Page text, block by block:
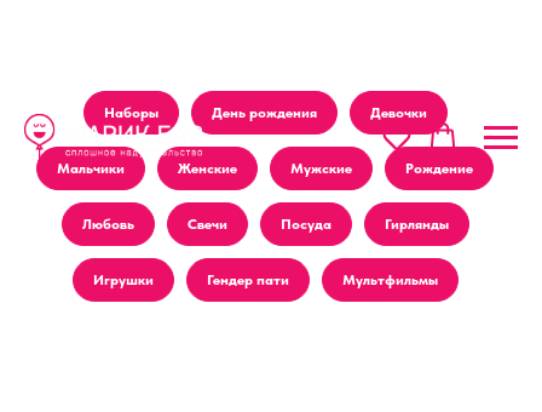
Наборы День рождения Девочки
Мальчики Женские Мужские Рождение
Любовь Свечи Посуда Гирлянды
Игрушки Гендер пати Мультфильмы